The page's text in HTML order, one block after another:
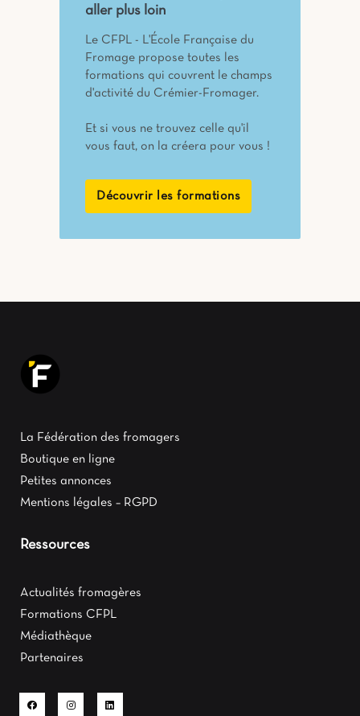
aller plus loin
Le CFPL - L'École Française du
Fromage propose toutes les
formations qui couvrent le champs
d'activité du Crémier-Fromager.
Et si vous ne trouvez celle qu'il
vous faut, on la créera pour vous !
Découvrir les formations
La Fédération des fromagers
Boutique en ligne
Petites annonces
Mentions légales – RGPD
Ressources
Actualités fromagères
Formations CFPL
Médiathèque
Partenaires